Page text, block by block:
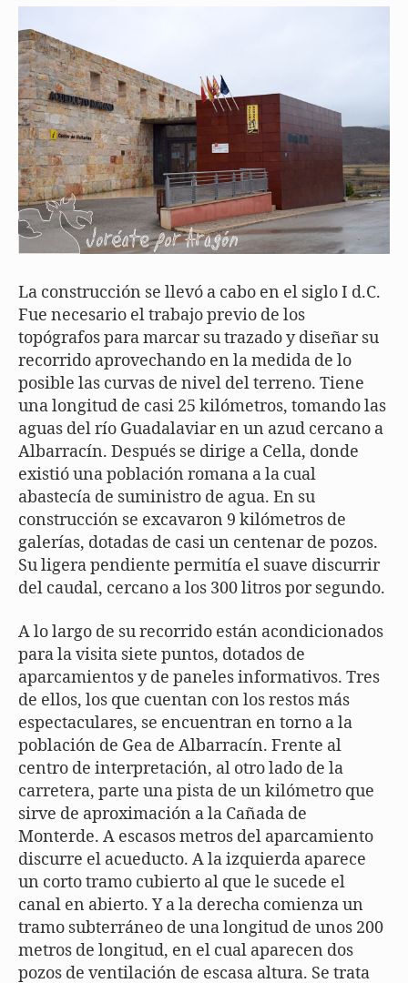
La construcción se llevó a cabo en el siglo I d.C.
Fue necesario el trabajo previo de los
topógrafos para marcar su trazado y diseñar su
recorrido aprovechando en la medida de lo
posible las curvas de nivel del terreno. Tiene
una longitud de casi 25 kilómetros, tomando las
aguas del río Guadalaviar en un azud cercano a
Albarracín. Después se dirige a Cella, donde
existió una población romana a la cual
abastecía de suministro de agua. En su
construcción se excavaron 9 kilómetros de
galerías, dotadas de casi un centenar de pozos.
Su ligera pendiente permitía el suave discurrir
del caudal, cercano a los 300 litros por segundo.
A lo largo de su recorrido están acondicionados
para la visita siete puntos, dotados de
aparcamientos y de paneles informativos. Tres
de ellos, los que cuentan con los restos más
espectaculares, se encuentran en torno a la
población de Gea de Albarracín. Frente al
centro de interpretación, al otro lado de la
carretera, parte una pista de un kilómetro que
sirve de aproximación a la Cañada de
Monterde. A escasos metros del aparcamiento
discurre el acueducto. A la izquierda aparece
un corto tramo cubierto al que le sucede el
canal en abierto. Y a la derecha comienza un
tramo subterráneo de una longitud de unos 200
metros de longitud, en el cual aparecen dos
pozos de ventilación de escasa altura. Se trata